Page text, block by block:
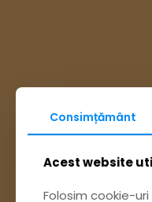
Ai
Consimțământ
Acest website
Folosim cookie-